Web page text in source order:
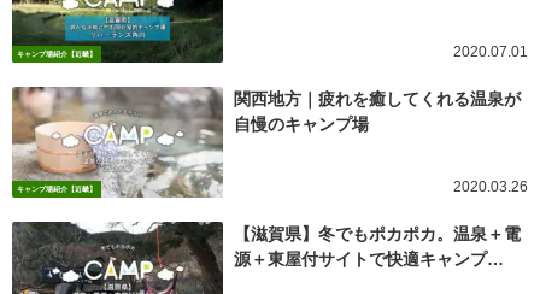
キャンプ場紹介【近畿】 2020.07.01
キャンプ場紹介【近畿】
関西地方｜疲れを癒してくれる温泉が
自慢のキャンプ場
2020.03.26
【滋賀県】冬でもポカポカ。温泉＋電
源＋東屋付サイトで快適キャンプ…